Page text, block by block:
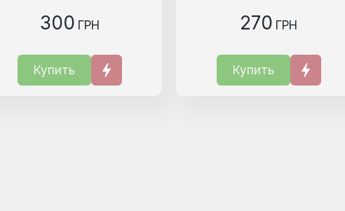
300 ГРН
Купить
270 ГРН
Купить